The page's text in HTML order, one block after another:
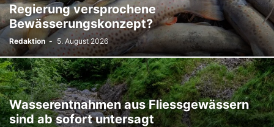
TODESFÄLLE TOURISMUS UMFRAGE
ÜSERE WORZLA - HISTORISCHES VEREINE VERKEHR
WIRTSCHAFTS:ZEIT
Regierung versprochene
Bewässerungskonzept?
Redaktion - 5. August 2026
Wasserentnahmen aus Fliessgewässern
sind ab sofort untersagt